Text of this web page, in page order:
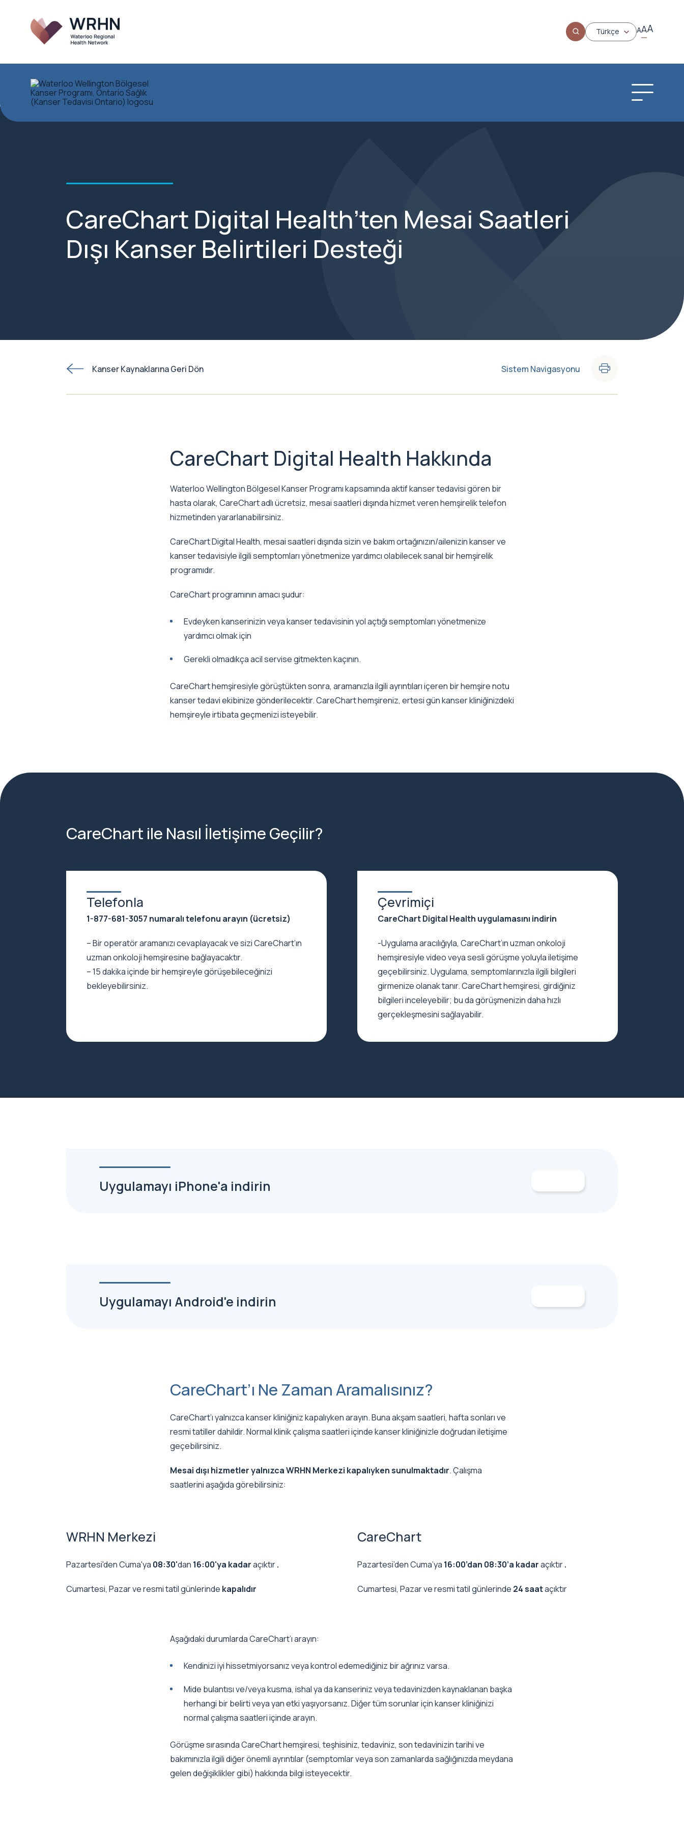
Türkçe AAA
CareChart Digital Health’ten Mesai Saatleri
Dışı Kanser Belirtileri Desteği
Kanser Kaynaklarına Geri Dön Sistem Navigasyonu
CareChart Digital Health Hakkında
Waterloo Wellington Bölgesel Kanser Programı kapsamında aktif kanser tedavisi gören bir
hasta olarak, CareChart adlı ücretsiz, mesai saatleri dışında hizmet veren hemşirelik telefon
hizmetinden yararlanabilirsiniz.
CareChart Digital Health, mesai saatleri dışında sizin ve bakım ortağınızın/ailenizin kanser ve
kanser tedavisiyle ilgili semptomları yönetmenize yardımcı olabilecek sanal bir hemşirelik
programıdır.
CareChart programının amacı şudur:
Evdeyken kanserinizin veya kanser tedavisinin yol açtığı semptomları yönetmenize
yardımcı olmak için
Gerekli olmadıkça acil servise gitmekten kaçının.
CareChart hemşiresiyle görüştükten sonra, aramanızla ilgili ayrıntıları içeren bir hemşire notu
kanser tedavi ekibinize gönderilecektir. CareChart hemşireniz, ertesi gün kanser kliniğinizdeki
hemşireyle irtibata geçmenizi isteyebilir.
CareChart ile Nasıl İletişime Geçilir?
Telefonla
1-877-681-3057 numaralı telefonu arayın (ücretsiz)
– Bir operatör aramanızı cevaplayacak ve sizi CareChart’ın
uzman onkoloji hemşiresine bağlayacaktır.
– 15 dakika içinde bir hemşireyle görüşebileceğinizi
bekleyebilirsiniz.
Çevrimiçi
CareChart Digital Health uygulamasını indirin
-Uygulama aracılığıyla, CareChart’ın uzman onkoloji
hemşiresiyle video veya sesli görüşme yoluyla iletişime
geçebilirsiniz. Uygulama, semptomlarınızla ilgili bilgileri
girmenize olanak tanır. CareChart hemşiresi, girdiğiniz
bilgileri inceleyebilir; bu da görüşmenizin daha hızlı
gerçekleşmesini sağlayabilir.
Uygulamayı iPhone'a indirin
Uygulamayı Android'e indirin
CareChart’ı Ne Zaman Aramalısınız?
CareChart’ı yalnızca kanser kliniğiniz kapalıyken arayın. Buna akşam saatleri, hafta sonları ve
resmi tatiller dahildir. Normal klinik çalışma saatleri içinde kanser kliniğinizle doğrudan iletişime
geçebilirsiniz.
Mesai dışı hizmetler yalnızca WRHN Merkezi kapalıyken sunulmaktadır. Çalışma
saatlerini aşağıda görebilirsiniz:
WRHN Merkezi
Pazartesi'den Cuma'ya 08:30'dan 16:00'ya kadaraçıktır.
Cumartesi, Pazar ve resmi tatil günlerinde kapalıdır
CareChart
Pazartesi’den Cuma’ya 16:00’dan 08:30’a kadaraçıktır.
Cumartesi, Pazar ve resmi tatil günlerinde 24 saataçıktır
Aşağıdaki durumlarda CareChart’ı arayın:
Kendinizi iyi hissetmiyorsanız veya kontrol edemediğiniz bir ağrınız varsa.
Mide bulantısı ve/veya kusma, ishal ya da kanseriniz veya tedavinizden kaynaklanan başka
herhangi bir belirti veya yan etki yaşıyorsanız. Diğer tüm sorunlar için kanser kliniğinizi
normal çalışma saatleri içinde arayın.
Görüşme sırasında CareChart hemşiresi, teşhisiniz, tedaviniz, son tedavinizin tarihi ve
bakımınızla ilgili diğer önemli ayrıntılar (semptomlar veya son zamanlarda sağlığınızda meydana
gelen değişiklikler gibi) hakkında bilgi isteyecektir.